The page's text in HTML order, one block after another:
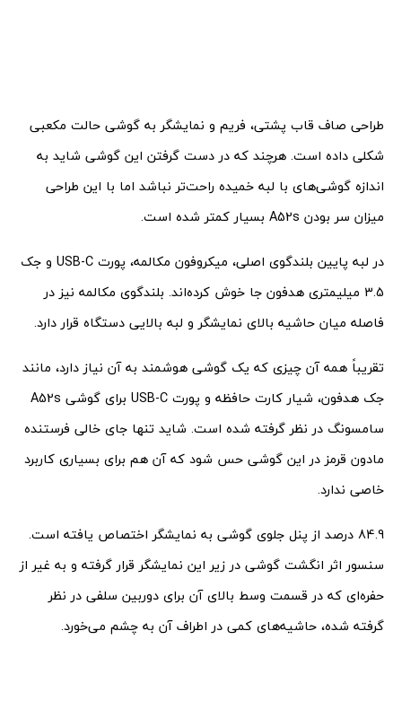
طراحی صاف قاب پشتی، فریم و نمایشگر به گوشی حالت مکعبی
شکلی داده است. هرچند که در دست گرفتن این گوشی شاید به
اندازه گوشی‌های با لبه خمیده راحت‌تر نباشد اما با این طراحی
میزان سر بودن A52s بسیار کمتر شده است.
در لبه پایین بلندگوی اصلی، میکروفون مکالمه، پورت USB-C و جک
3.5 میلیمتری هدفون جا خوش کرده‎‌اند. بلندگوی مکالمه نیز در
فاصله میان حاشیه بالای نمایشگر و لبه بالایی دستگاه قرار دارد.
تقریباً همه آن چیزی که یک گوشی هوشمند به آن نیاز دارد، مانند
جک هدفون، شیار کارت حافظه و پورت USB-C برای گوشی A52s
سامسونگ در نظر گرفته شده است. شاید تنها جای خالی فرستنده
مادون قرمز در این گوشی حس شود که آن هم برای بسیاری کاربرد
خاصی ندارد.
84.9 درصد از پنل جلوی گوشی به نمایشگر اختصاص یافته است.
سنسور اثر انگشت گوشی در زیر این نمایشگر قرار گرفته و به غیر از
حفره‌ای که در قسمت وسط بالای آن برای دوربین سلفی در نظر
گرفته شده، حاشیه‌های کمی در اطراف آن به چشم می‌خورد.